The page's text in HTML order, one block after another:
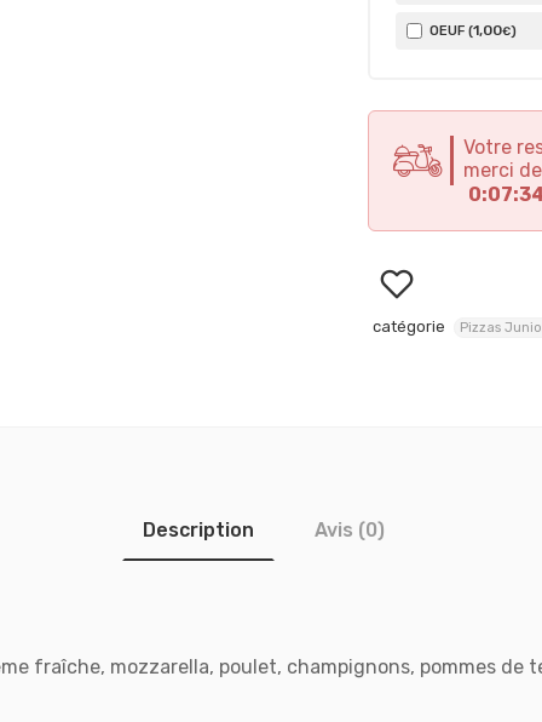
OEUF (1,00€)
Votre
merci
catégorie Pizzas
Description Avis (0)
fraîche, mozzarella, poulet, champignons, pommes de